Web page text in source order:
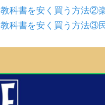
教科書を安く買う方法②
教科書を安く買う方法③